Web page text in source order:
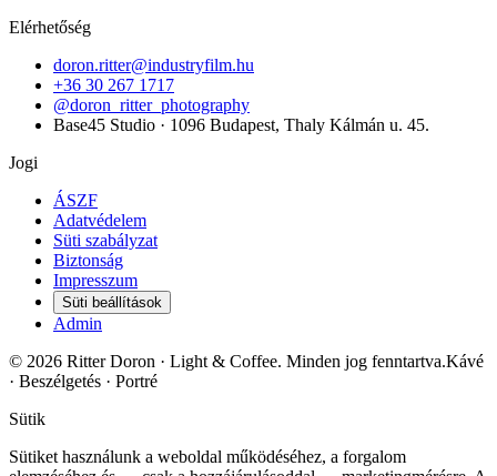
Elérhetőség
doron.ritter@industryfilm.hu
+36 30 267 1717
@doron_ritter_photography
Base45 Studio · 1096 Budapest, Thaly Kálmán u. 45.
Jogi
ÁSZF
Adatvédelem
Süti szabályzat
Biztonság
Impresszum
Süti beállítások
Admin
© 2026 Ritter Doron · Light & Coffee. Minden jog fenntartva.Kávé
· Beszélgetés · Portré
Sütik
Sütiket használunk a weboldal működéséhez, a forgalom